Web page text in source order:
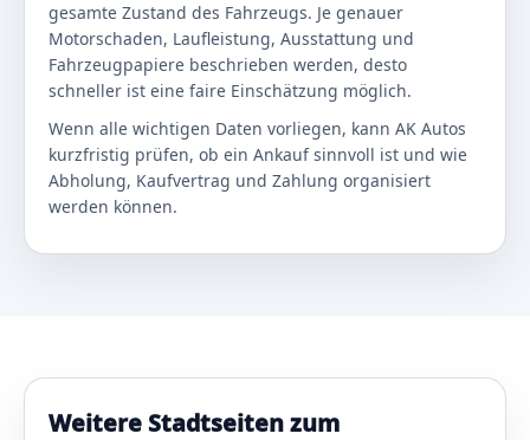
gesamte Zustand des Fahrzeugs. Je genauer
Motorschaden, Laufleistung, Ausstattung und
Fahrzeugpapiere beschrieben werden, desto
schneller ist eine faire Einschätzung möglich.
Wenn alle wichtigen Daten vorliegen, kann AK Autos
kurzfristig prüfen, ob ein Ankauf sinnvoll ist und wie
Abholung, Kaufvertrag und Zahlung organisiert
werden können.
Weitere Stadtseiten zum